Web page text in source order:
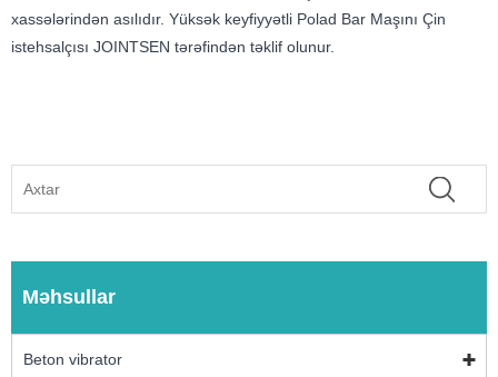
xassələrindən asılıdır. Yüksək keyfiyyətli Polad Bar Maşını Çin
istehsalçısı JOINTSEN tərəfindən təklif olunur.
Məhsullar
Beton vibrator